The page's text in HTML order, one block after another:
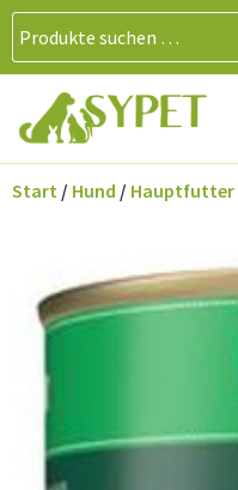
Start / Hund / Hauptfutter